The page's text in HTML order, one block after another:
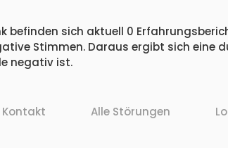
befinden sich aktuell 0
Stimmen. Daraus ergibt sich eine
negativ ist.
Kontakt Alle Störungen